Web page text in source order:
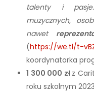
talenty i pasje.
muzycznych,
nawet
(https://we.tl/t-
koordynatorka
1 300 000 zł z
roku szkolnym